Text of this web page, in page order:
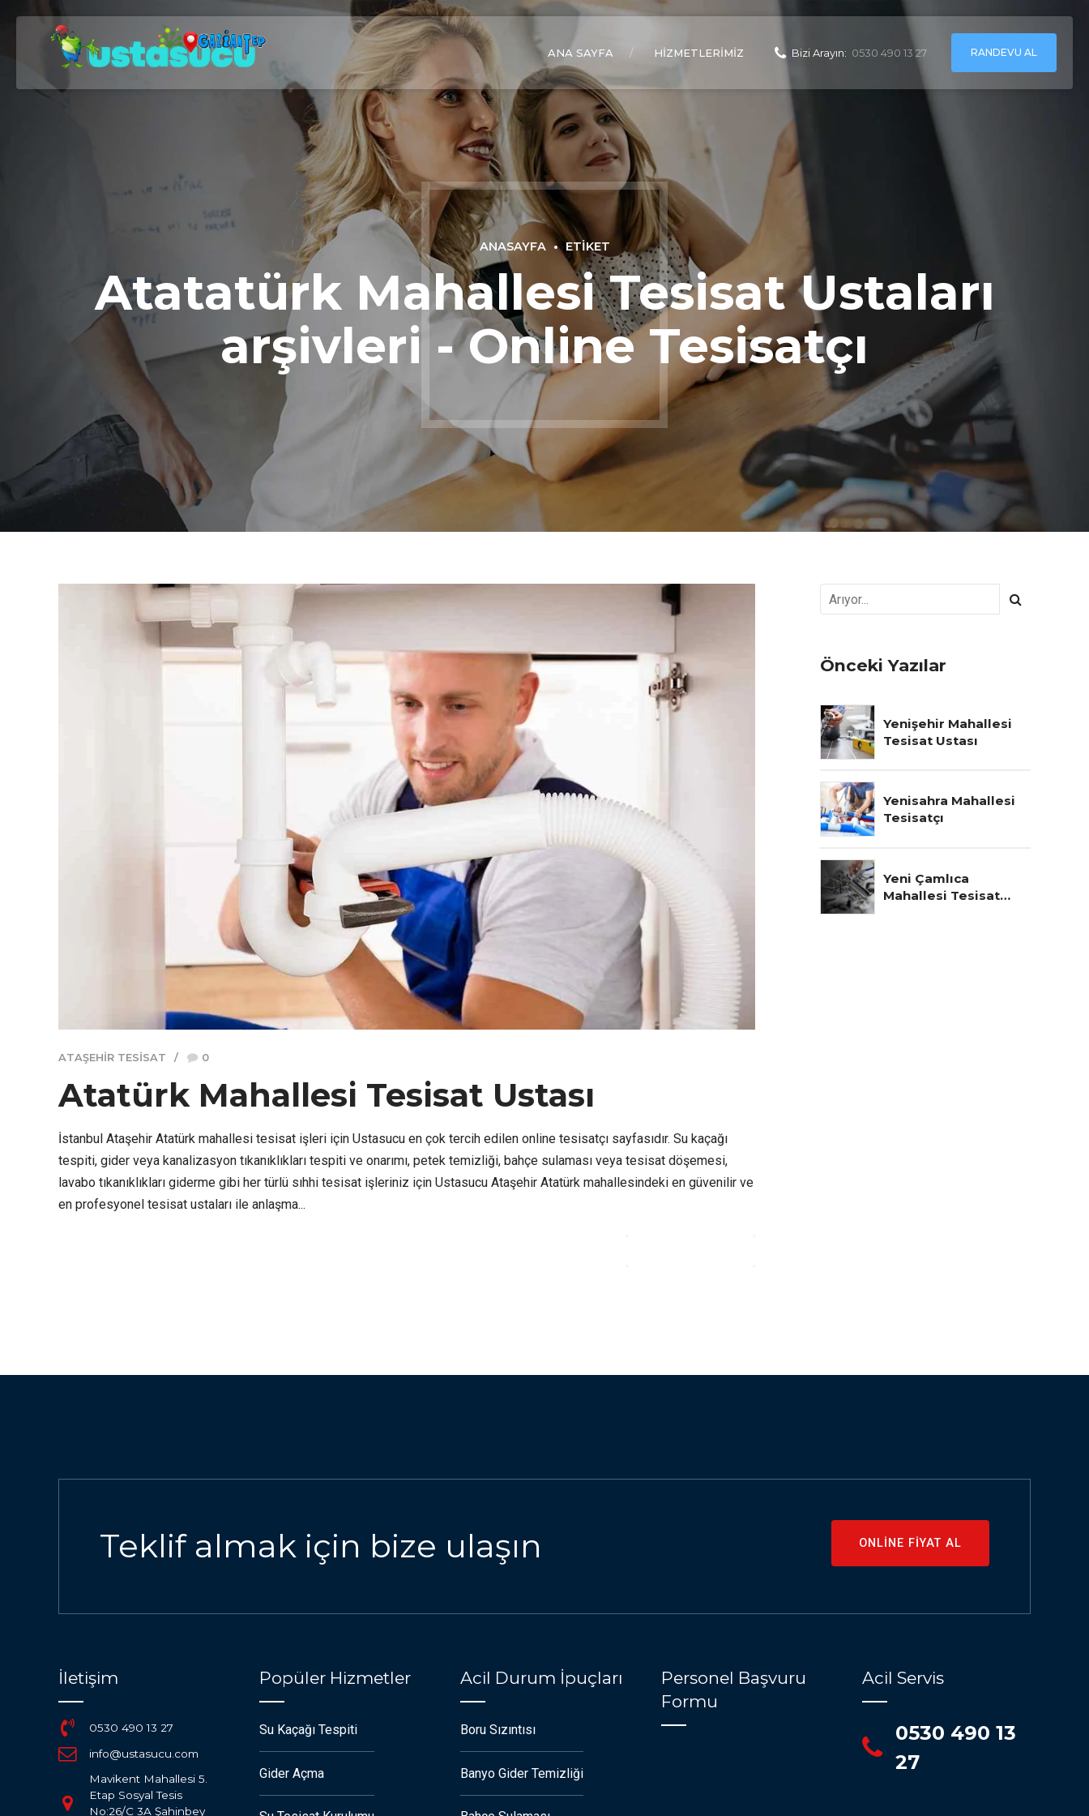
Bizi Arayın: 0530 490 13 27 RANDEVU AL
ANA SAYFA HIZMETLERIMIZ
ANASAYFA ETIKET
Atatatürk Mahallesi Tesisat Ustaları
arşivleri - Online Tesisatçı
ATAŞEHIR TESISAT 0
Atatürk Mahallesi Tesisat Ustası
İstanbul Ataşehir Atatürk mahallesi tesisat işleri için Ustasucu en çok tercih edilen online tesisatçı sayfasıdır. Su kaçağı
tespiti, gider veya kanalizasyon tıkanıklıkları tespiti ve onarımı, petek temizliği, bahçe sulaması veya tesisat döşemesi,
lavabo tıkanıklıkları giderme gibi her türlü sıhhi tesisat işleriniz için Ustasucu Ataşehir Atatürk mahallesindeki en güvenilir ve
en profesyonel tesisat ustaları ile anlaşma...
Önceki Yazılar
Yenişehir Mahallesi
Tesisat Ustası
Yenisahra Mahallesi
Tesisatçı
Yeni Çamlıca
Mahallesi Tesisat
Teklif almak için bize ulaşın ONLİNE FİYAT AL
İletişim
0530 490 13 27
info@ustasucu.com
Mavikent Mahallesi 5.
Etap Sosyal Tesis
No:26/C 3A Şahinbey
Popüler Hizmetler
Su Kaçağı Tespiti
Gider Açma
Acil Durum İpuçları
Boru Sızıntısı
Banyo Gider Temizliği
Personel Başvuru
Formu
Acil Servis
0530 490 13
27